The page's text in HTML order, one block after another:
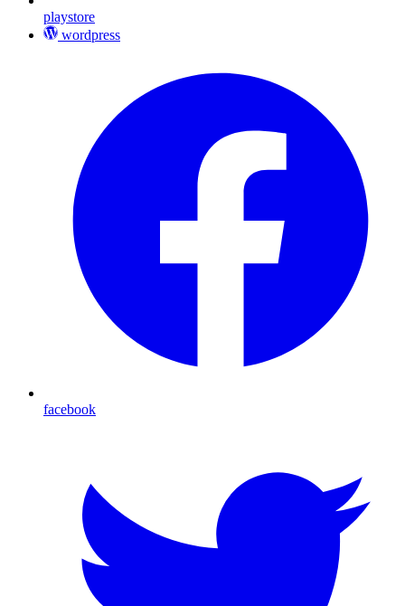
playstore
wordpress
facebook